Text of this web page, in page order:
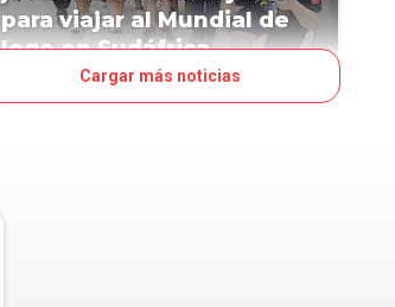
para viajar al Mundial de
lego en Sudáfrica
Cargar más noticias